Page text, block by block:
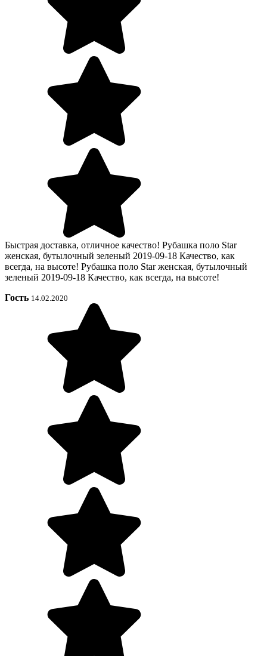
Быстрая доставка, отличное качество! Рубашка поло Star
женская, бутылочный зеленый 2019-09-18 Качество, как
всегда, на высоте! Рубашка поло Star женская, бутылочный
зеленый 2019-09-18 Качество, как всегда, на высоте!
Гость 14.02.2020